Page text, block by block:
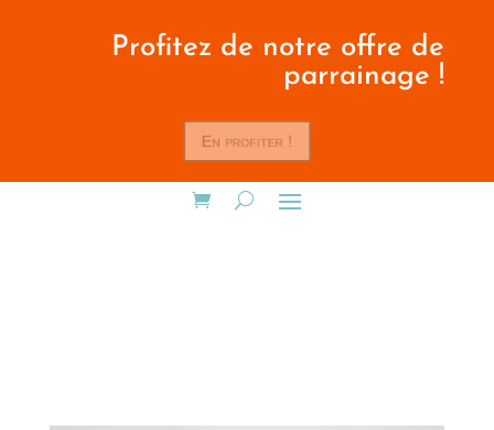
Profitez de notre offre de
parrainage !
En profiter !